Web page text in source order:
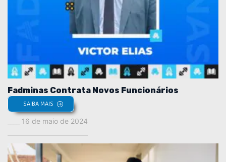
Fadminas Contrata Novos Funcionários
SAIBA MAIS
16 de maio de 2024